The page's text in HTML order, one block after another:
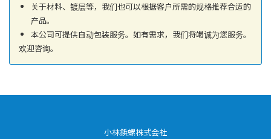
关于材料、镀层等，我们也可以根据客户所需的规格推荐合适的
产品。
本公司可提供自动包装服务。如有需求，我们将竭诚为您服务。
欢迎咨询。
小林鋲螺株式会社